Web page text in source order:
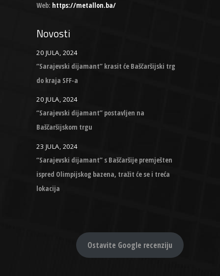
Web: https://metallon.ba/
Novosti
20 JULA, 2024
“Sarajevski dijamant” krasit će Baščaršijski trg
do kraja SFF-a
20 JULA, 2024
“Sarajevski dijamant” postavljen na
Baščaršijskom trgu
23 JULA, 2024
“Sarajevski dijamant” s Baščaršije premješten
ispred Olimpijskog bazena, tražit će se i treća
lokacija
Ostavite Google recenziju